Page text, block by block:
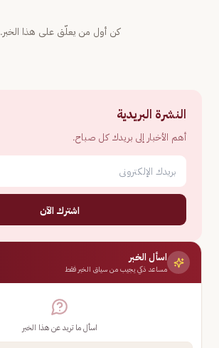
كن أول من يعلّق على هذا الخبر.
النشرة البريدية
أهم الأخبار إلى بريدك كل صباح.
اشترك الآن
اسأل الخبر
مساعد ذكي يجيب من سياق الخبر فقط
اسأل ما تريد عن هذا الخبر